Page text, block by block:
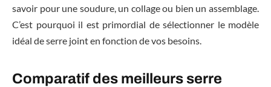
savoir pour une soudure, un collage ou bien un assemblage.
C’est pourquoi il est primordial de sélectionner le modèle
idéal de serre joint en fonction de vos besoins.
Comparatif des meilleurs serre